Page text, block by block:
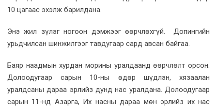
10 цагаас эхэлж барилдана.
Энэ жил зүлэг ногоон дэмжээг өөрчлөхгүй. Допингийн
урьдчилсан шинжилгээг тавдугаар сард авсан байгаа.
Баяр наадмын хурдан морины уралдаанд өөрчлөлт орсон.
Долоодугаар сарын 10-ны өдөр шүдлэн, хязаалан
уралдсаны дараа эрлийз дунд нас уралдана. Долоодугаар
сарын 11-нд Азарга, Их насны дараа мөн эрлийз их нас